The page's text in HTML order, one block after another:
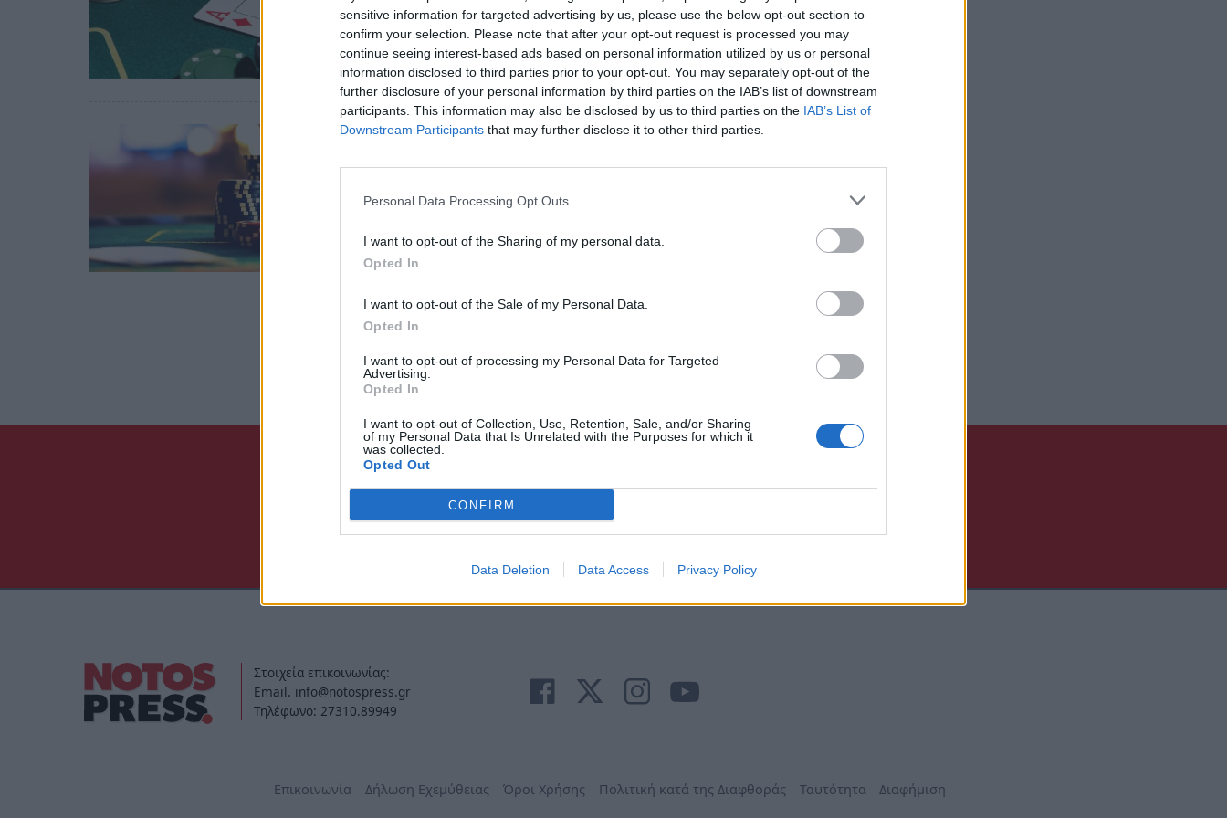
sensitive information for targeted advertising by us, please use the below opt-out section to
confirm your selection. Please note that after your opt-out request is processed you may
continue seeing interest-based ads based on personal information utilized by us or personal
information disclosed to third parties prior to your opt-out. You may separately opt-out of the
further disclosure of your personal information by third parties on the IAB’s list of downstream
participants. This information may also be disclosed by us to third parties on the IAB’s List of
Downstream Participants that may further disclose it to other third parties.
Personal Data Processing Opt Outs
I want to opt-out of the Sharing of my personal data.
Opted In
I want to opt-out of the Sale of my Personal Data.
Opted In
I want to opt-out of processing my Personal Data for Targeted
Advertising.
Opted In
I want to opt-out of Collection, Use, Retention, Sale, and/or Sharing
of my Personal Data that Is Unrelated with the Purposes for which it
was collected.
Opted Out
CONFIRM
Data Deletion Data Access Privacy Policy
06 Μαρτίου 2026 14:03
Ελλάδα
Τι είδαμε στην εμπειρία μας στα τραπέζια Live
Άμεση
Ανάγκη
Χρήσιμα
τηλέφωνα
Φαρμακεία
Δήμων
Στοιχεία επικοινωνίας:
Email. info@notospress.gr
Τηλέφωνο: 27310.89949
Επικοινωνία Δήλωση Εχεμύθειας Όροι Χρήσης Πολιτική κατά της Διαφθοράς Ταυτότητα Διαφήμιση